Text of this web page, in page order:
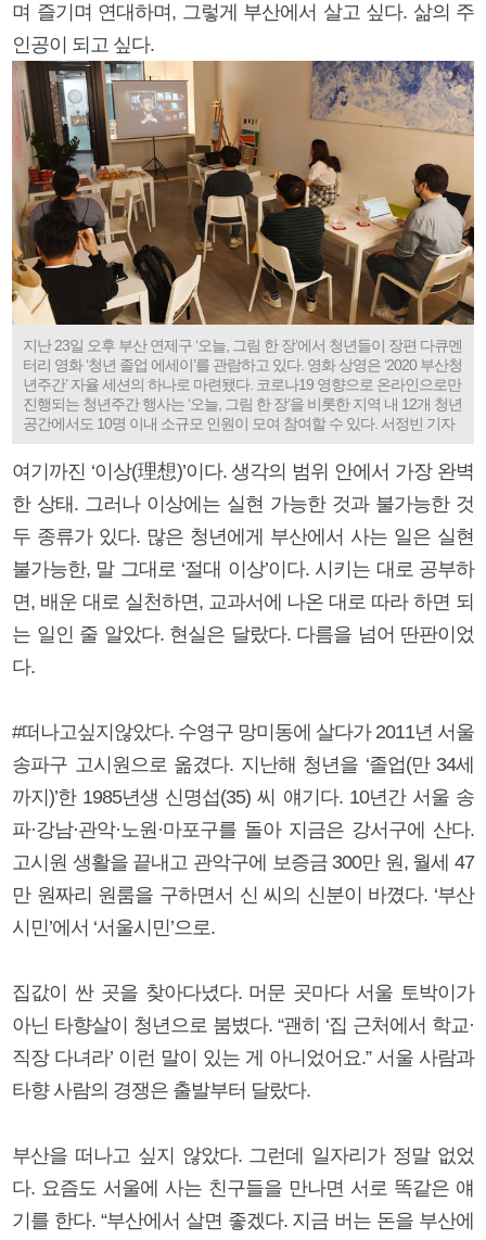
며 즐기며 연대하며, 그렇게 부산에서 살고 싶다. 삶의 주
인공이 되고 싶다.
지난 23일 오후 부산 연제구 ‘오늘, 그림 한 장’에서 청년들이 장편 다큐멘
터리 영화 ‘청년 졸업 에세이’를 관람하고 있다. 영화 상영은 ‘2020 부산청
년주간’ 자율 세션의 하나로 마련됐다. 코로나19 영향으로 온라인으로만
진행되는 청년주간 행사는 ‘오늘, 그림 한 장’을 비롯한 지역 내 12개 청년
공간에서도 10명 이내 소규모 인원이 모여 참여할 수 있다. 서정빈 기자
여기까진 ‘이상(理想)’이다. 생각의 범위 안에서 가장 완벽
한 상태. 그러나 이상에는 실현 가능한 것과 불가능한 것
두 종류가 있다. 많은 청년에게 부산에서 사는 일은 실현
불가능한, 말 그대로 ‘절대 이상’이다. 시키는 대로 공부하
면, 배운 대로 실천하면, 교과서에 나온 대로 따라 하면 되
는 일인 줄 알았다. 현실은 달랐다. 다름을 넘어 딴판이었
다.
#떠나고싶지않았다. 수영구 망미동에 살다가 2011년 서울
송파구 고시원으로 옮겼다. 지난해 청년을 ‘졸업(만 34세
까지)’한 1985년생 신명섭(35) 씨 얘기다. 10년간 서울 송
파·강남·관악·노원·마포구를 돌아 지금은 강서구에 산다.
고시원 생활을 끝내고 관악구에 보증금 300만 원, 월세 47
만 원짜리 원룸을 구하면서 신 씨의 신분이 바꼈다. ‘부산
시민’에서 ‘서울시민’으로.
집값이 싼 곳을 찾아다녔다. 머문 곳마다 서울 토박이가
아닌 타향살이 청년으로 붐볐다. “괜히 ‘집 근처에서 학교·
직장 다녀라’ 이런 말이 있는 게 아니었어요.” 서울 사람과
타향 사람의 경쟁은 출발부터 달랐다.
부산을 떠나고 싶지 않았다. 그런데 일자리가 정말 없었
다. 요즘도 서울에 사는 친구들을 만나면 서로 똑같은 얘
기를 한다. “부산에서 살면 좋겠다. 지금 버는 돈을 부산에